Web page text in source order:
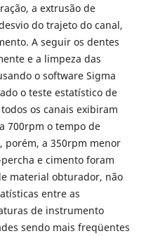
a extrusão de
do trajeto do canal,
A seguir os dentes
e a limpeza das
o software Sigma
o teste estatístico de
os canais exibiram
700rpm o tempo de
porém, a 350rpm menor
e cimento foram
material obturador, não
entre as
de instrumento
sendo mais freqüentes